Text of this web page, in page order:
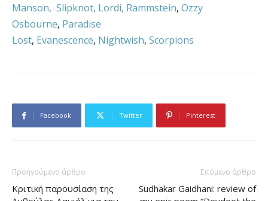
Manson, Slipknot, Lordi, Rammstein, Ozzy
Osbourne, Paradise
Lost, Evanescence, Nightwish, Scorpions
Facebook Twitter Pinterest
Προηγούμενο άρθρο
Κριτική παρουσίαση της
Επόμενο άρθρο
Sudhakar Gaidhani: review of